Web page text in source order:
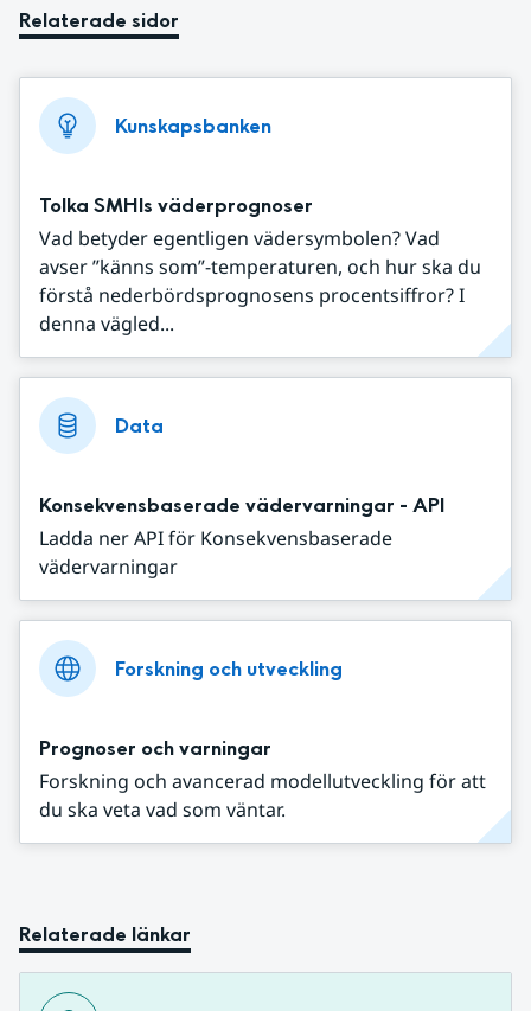
Relaterade sidor
Kunskapsbanken
Tolka SMHIs väderprognoser
Vad betyder egentligen vädersymbolen? Vad
avser ”känns som”-temperaturen, och hur ska du
förstå nederbördsprognosens procentsiffror? I
denna vägled...
Data
Konsekvensbaserade vädervarningar - API
Ladda ner API för Konsekvensbaserade
vädervarningar
Forskning och utveckling
Prognoser och varningar
Forskning och avancerad modellutveckling för att
du ska veta vad som väntar.
Relaterade länkar